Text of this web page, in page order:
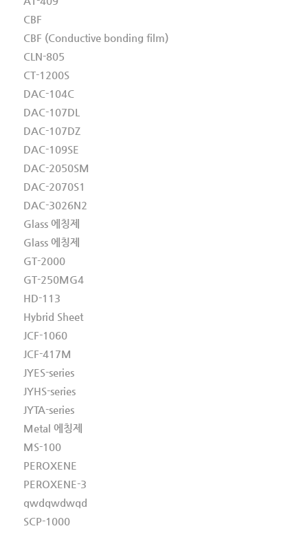
CBF
CBF (Conductive bonding film)
CLN-805
CT-1200S
DAC-104C
DAC-107DL
DAC-107DZ
DAC-109SE
DAC-2050SM
DAC-2070S1
DAC-3026N2
Glass 에칭제
Glass 에칭제
GT-2000
GT-250MG4
HD-113
Hybrid Sheet
JCF-1060
JCF-417M
JYES-series
JYHS-series
JYTA-series
Metal 에칭제
MS-100
PEROXENE
PEROXENE-3
qwdqwdwqd
SCP-1000